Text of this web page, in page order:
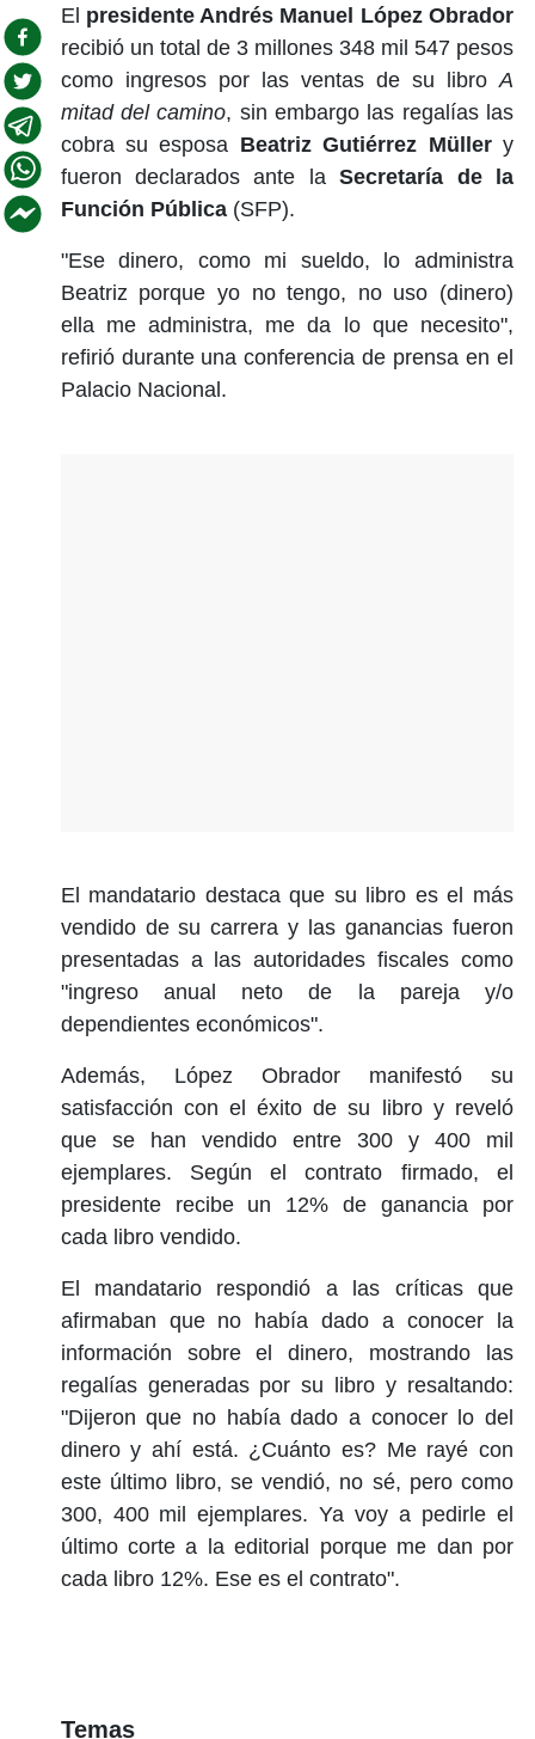
El presidente Andrés Manuel López Obrador
recibió un total de 3 millones 348 mil 547 pesos
como ingresos por las ventas de su libro A
mitad del camino, sin embargo las regalías las
cobra su esposa Beatriz Gutiérrez Müller y
fueron declarados ante laSecretaría de la
Función Pública (SFP).
"Ese dinero, como mi sueldo, lo administra
Beatriz porque yo no tengo, no uso (dinero)
ella me administra, me da lo que necesito",
refirió durante una conferencia de prensa en el
Palacio Nacional.
El mandatario destaca que su libro es el más
vendido de su carrera y las ganancias fueron
presentadas a las autoridades fiscales como
"ingreso anual neto de la pareja y/o
dependientes económicos".
Además, López Obrador manifestó su
satisfacción con el éxito de su libro y reveló
que se han vendido entre 300 y 400 mil
ejemplares. Según el contrato firmado, el
presidente recibe un 12% de ganancia por
cada libro vendido.
El mandatario respondió a las críticas que
afirmaban que no había dado a conocer la
información sobre el dinero, mostrando las
regalías generadas por su libro y resaltando:
"Dijeron que no había dado a conocer lo del
dinero y ahí está. ¿Cuánto es? Me rayé con
este último libro, se vendió, no sé, pero como
300, 400 mil ejemplares. Ya voy a pedirle el
último corte a la editorial porque me dan por
cada libro 12%. Ese es el contrato".
Temas